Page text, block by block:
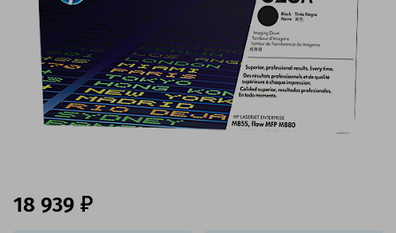
18 939